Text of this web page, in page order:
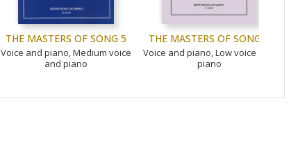
THE MASTERS OF SONG 5
Voice and piano, Medium voice
and piano
THE MASTERS OF SONG 6
Voice and piano, Low voice and
piano